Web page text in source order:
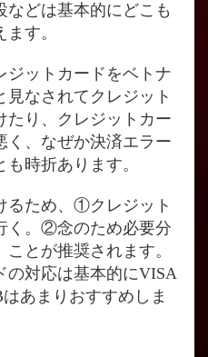
などは基本的にどこも
す。
ジットカードをベトナ
なされてクレジット
たり、クレジットカー
く、なぜか決済エラー
時折あります。
るため、①クレジット
く。②念のため必要分
とが推奨されます。
の対応は基本的にVISA
あまりおすすめしま